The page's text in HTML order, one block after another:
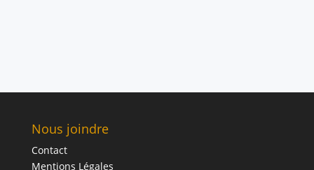
Nous joindre
Contact
Mentions Légales